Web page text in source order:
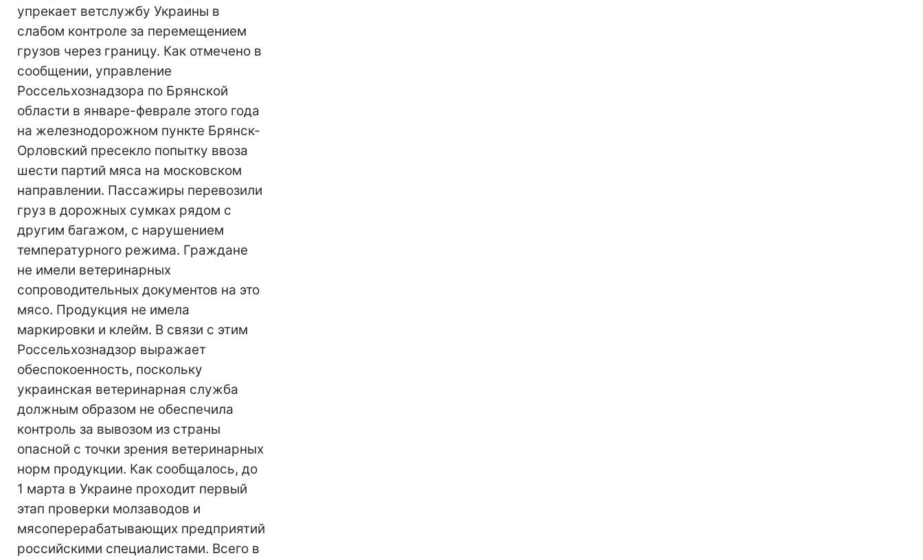
упрекает ветслужбу Украины в
слабом контроле за перемещением
грузов через границу. Как отмечено в
сообщении, управление
Россельхознадзора по Брянской
области в январе-феврале этого года
на железнодорожном пункте Брянск-
Орловский пресекло попытку ввоза
шести партий мяса на московском
направлении. Пассажиры перевозили
груз в дорожных сумках рядом с
другим багажом, с нарушением
температурного режима. Граждане
не имели ветеринарных
сопроводительных документов на это
мясо. Продукция не имела
маркировки и клейм. В связи с этим
Россельхознадзор выражает
обеспокоенность, поскольку
украинская ветеринарная служба
должным образом не обеспечила
контроль за вывозом из страны
опасной с точки зрения ветеринарных
норм продукции. Как сообщалось, до
1 марта в Украине проходит первый
этап проверки молзаводов и
мясоперерабатывающих предприятий
российскими специалистами. Всего в